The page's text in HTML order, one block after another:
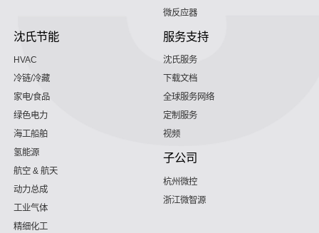
微反应器
沈氏节能
HVAC
冷链/冷藏
家电/食品
绿色电力
海工船舶
氢能源
航空 & 航天
动力总成
工业气体
精细化工
服务支持
沈氏服务
下载文档
全球服务网络
定制服务
视频
子公司
杭州微控
浙江微智源